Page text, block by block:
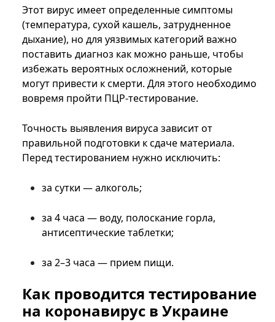
Этот вирус имеет определенные симптомы
(температура, сухой кашель, затрудненное
дыхание), но для уязвимых категорий важно
поставить диагноз как можно раньше, чтобы
избежать вероятных осложнений, которые
могут привести к смерти. Для этого необходимо
вовремя пройти ПЦР-тестирование.
Точность выявления вируса зависит от
правильной подготовки к сдаче материала.
Перед тестированием нужно исключить:
за сутки — алкоголь;
за 4 часа — воду, полоскание горла,
антисептические таблетки;
за 2–3 часа — прием пищи.
Как проводится тестирование
на коронавирус в Украине